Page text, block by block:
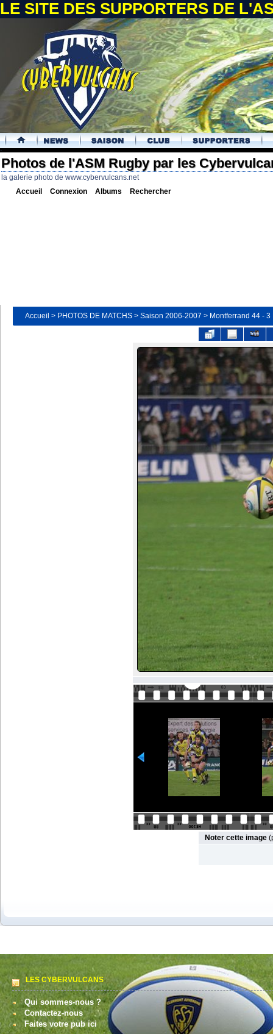
LE SITE DES SUPPORTERS DE
.
Photos de l'ASM Rugby par les
la galerie photo de www.cybervulcans.net
Accueil Connexion Albums Rechercher
Accueil > PHOTOS DE MATCHS > Saison 2006-2007 > Montferrand 44 - 3
Noter cette image
LES CYBERVULCANS
Qui sommes-nous ?
Contactez-nous
Faites votre pub ici